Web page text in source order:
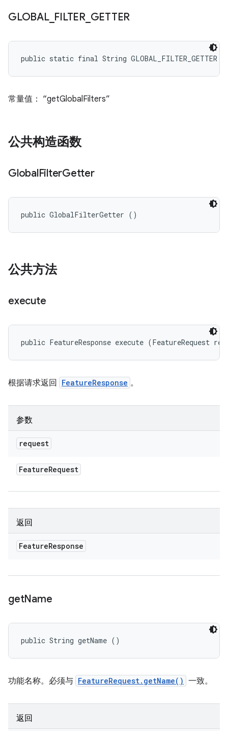
GLOBAL_ FILTER_ GETTER
public static final String GLOBAL_FILTER_GETTER
常量值： “getGlobalFilters”
公共构造函数
GlobalFilterGetter
public GlobalFilterGetter ()
公共方法
execute
public FeatureResponse execute (FeatureRequest
根据请求返回 FeatureResponse 。
参数
request
FeatureRequest
返回
FeatureResponse
getName
public String getName ()
功能名称。必须与 FeatureRequest.getName() 一致。
返回